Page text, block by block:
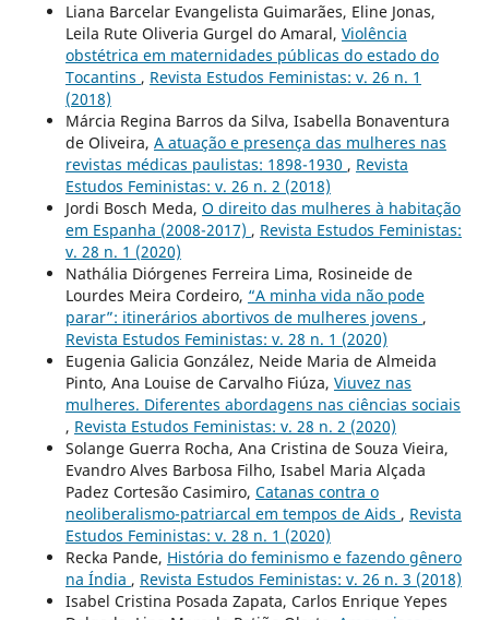
Liana Barcelar Evangelista Guimarães, Eline Jonas,
Leila Rute Oliveria Gurgel do Amaral, Violência
obstétrica em maternidades públicas do estado do
Tocantins , Revista Estudos Feministas: v. 26 n. 1
(2018)
Márcia Regina Barros da Silva, Isabella Bonaventura
de Oliveira, A atuação e presença das mulheres nas
revistas médicas paulistas: 1898-1930 , Revista
Estudos Feministas: v. 26 n. 2 (2018)
Jordi Bosch Meda, O direito das mulheres à habitação
em Espanha (2008-2017) , Revista Estudos Feministas:
v. 28 n. 1 (2020)
Nathália Diórgenes Ferreira Lima, Rosineide de
Lourdes Meira Cordeiro, “A minha vida não pode
parar”: itinerários abortivos de mulheres jovens ,
Revista Estudos Feministas: v. 28 n. 1 (2020)
Eugenia Galicia González, Neide Maria de Almeida
Pinto, Ana Louise de Carvalho Fiúza, Viuvez nas
mulheres. Diferentes abordagens nas ciências sociais
, Revista Estudos Feministas: v. 28 n. 2 (2020)
Solange Guerra Rocha, Ana Cristina de Souza Vieira,
Evandro Alves Barbosa Filho, Isabel Maria Alçada
Padez Cortesão Casimiro, Catanas contra o
neoliberalismo-patriarcal em tempos de Aids , Revista
Estudos Feministas: v. 28 n. 1 (2020)
Recka Pande, História do feminismo e fazendo gênero
na Índia , Revista Estudos Feministas: v. 26 n. 3 (2018)
Isabel Cristina Posada Zapata, Carlos Enrique Yepes